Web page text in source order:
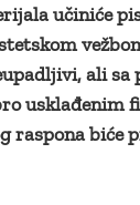
učiniće
ali sa
usklađenim
raspona biće